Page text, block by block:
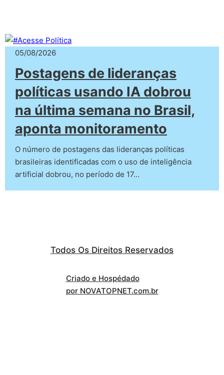
05/08/2026
Postagens de lideranças
políticas usando IA dobrou
na última semana no Brasil,
aponta monitoramento
O número de postagens das lideranças políticas
brasileiras identificadas com o uso de inteligência
artificial dobrou, no período de 17…
Todos Os Direitos Reservados
Criado e Hospédado
por NOVATOPNET.com.br